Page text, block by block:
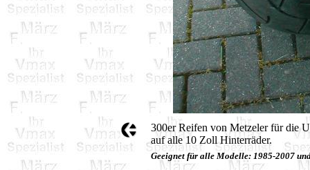
300er Reifen von Metzeler für die
auf alle 10 Zoll Hinterräder.
Geeignet für alle Modelle: 1985-2007